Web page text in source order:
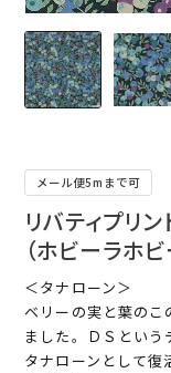
メール便5mまで可
リバティプリ
（ホビーラホ
＜タナローン＞
ベリーの実と葉のこ
ました。ＤＳとい
タナローンとして復